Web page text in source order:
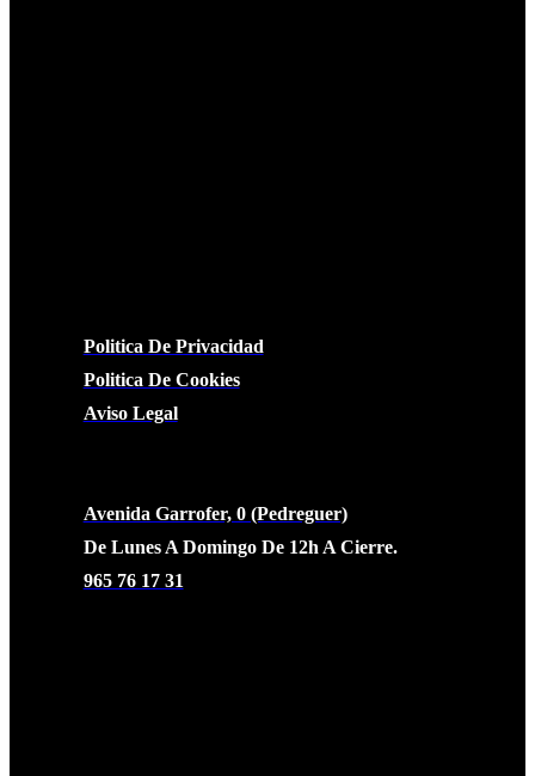
Politica De Privacidad
Politica De Cookies
Aviso Legal
Avenida Garrofer, 0 (Pedreguer)
De Lunes A Domingo De 12h A Cierre.
965 76 17 31